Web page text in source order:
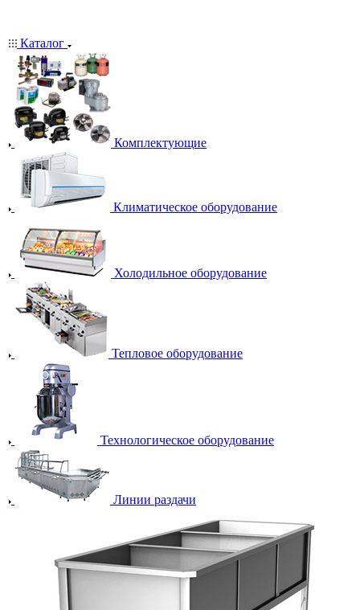
Каталог
Комплектующие
Климатическое оборудование
Холодильное оборудование
Тепловое оборудование
Технологическое оборудование
Линии раздачи